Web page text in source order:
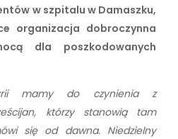
w szpitalu w Damaszku,
organizacja dobroczynna
dla poszkodowanych
mamy do czynienia z
którzy stanowią tam
się od dawna. Niedzielny